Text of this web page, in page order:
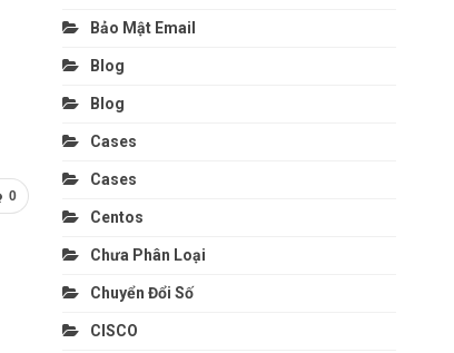
0
Bảo Mật Email
Blog
Blog
Cases
Cases
Centos
Chưa Phân Loại
Chuyển Đổi Số
CISCO